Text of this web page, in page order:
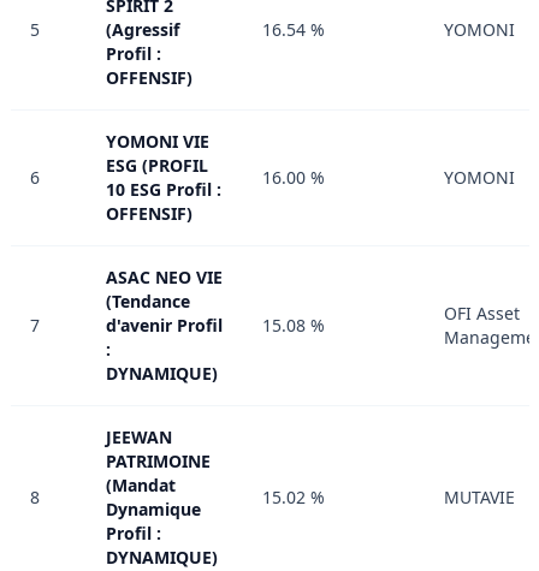
5
SPIRIT 2
(Agressif
Profil :
OFFENSIF)
16.54 % YOMONI
6
YOMONI VIE
ESG (PROFIL
10 ESG Profil :
OFFENSIF)
16.00 % YOMONI
7
ASAC NEO VIE
(Tendance
d'avenir Profil
:
DYNAMIQUE)
15.08 %
OFI Asset
8
JEEWAN
PATRIMOINE
(Mandat
Dynamique
Profil :
DYNAMIQUE)
15.02 % MUTAVIE